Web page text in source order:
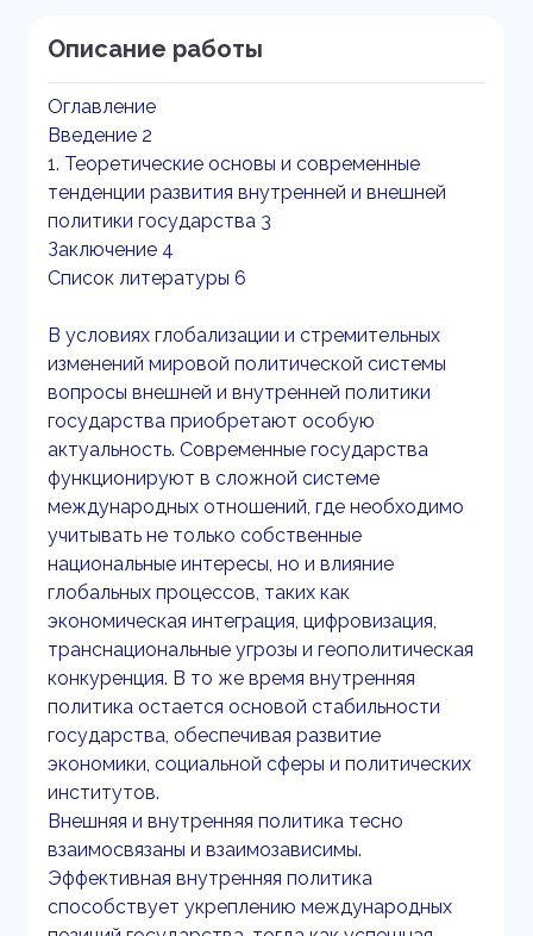
Описание работы
Оглавление
Введение 2
1. Теоретические основы и современные
тенденции развития внутренней и внешней
политики государства 3
Заключение 4
Список литературы 6
В условиях глобализации и стремительных
изменений мировой политической системы
вопросы внешней и внутренней политики
государства приобретают особую
актуальность. Современные государства
функционируют в сложной системе
международных отношений, где необходимо
учитывать не только собственные
национальные интересы, но и влияние
глобальных процессов, таких как
экономическая интеграция, цифровизация,
транснациональные угрозы и геополитическая
конкуренция. В то же время внутренняя
политика остается основой стабильности
государства, обеспечивая развитие
экономики, социальной сферы и политических
институтов.
Внешняя и внутренняя политика тесно
взаимосвязаны и взаимозависимы.
Эффективная внутренняя политика
способствует укреплению международных